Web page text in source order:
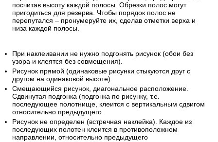
посчитав высоту каждой полосы. Обрезки полос могут
пригодиться для резерва. Чтобы порядок полос не
перепутался – пронумеруйте их, сделав отметки верха и
низа каждой полосы.
При наклеивании не нужно подгонять рисунок (обои без
узора и клеятся без совмещения).
Рисунок прямой (одинаковые рисунки стыкуются друг с
другом на одинаковой высоте).
Смещающийся рисунок, диагональное расположение.
Сдвинутая подгонка (подгонка по рисунку, т.е.
последующее полотнище, клеится с вертикальным сдвигом
относительно предыдущего
Рисунок не определен (встречная наклейка). Каждое из
последующих полотен клеится в противоположном
направлении, относительно предыдущего